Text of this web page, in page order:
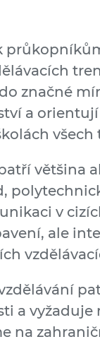
značné
a
většina
v
ale
a vyžaduje
na